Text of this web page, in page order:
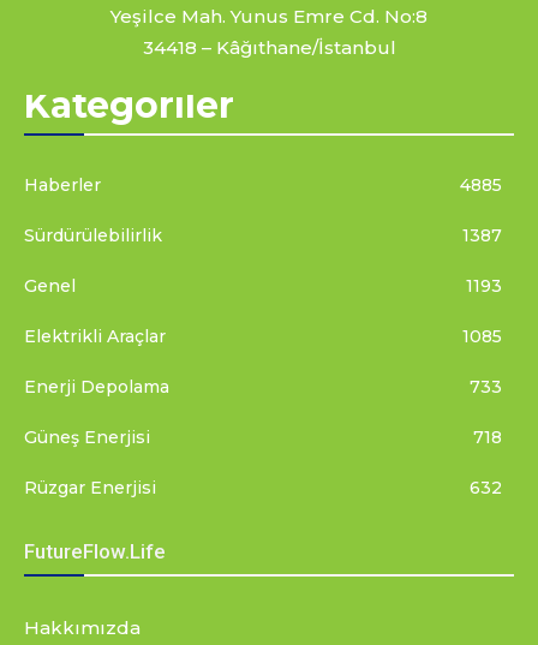
Yeşilce Mah. Yunus Emre Cd. No:8
34418 – Kâğıthane/İstanbul
Kategoriler
Haberler 4885
Sürdürülebilirlik 1387
Genel 1193
Elektrikli Araçlar 1085
Enerji Depolama 733
Güneş Enerjisi 718
Rüzgar Enerjisi 632
FutureFlow.Life
Hakkımızda